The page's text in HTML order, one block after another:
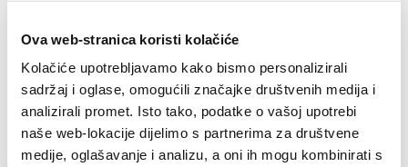
Ova web-stranica koristi kolačiće
Kolačiće upotrebljavamo kako bismo personalizirali
sadržaj i oglase, omogućili značajke društvenih medija i
analizirali promet. Isto tako, podatke o vašoj upotrebi
naše web-lokacije dijelimo s partnerima za društvene
medije, oglašavanje i analizu, a oni ih mogu kombinirati s
+385 (0)21 204 040
m.+385 (0)21 204 011
w.www.marina-kastela.com
info@marina-kastela.hr
Eventi
Scopri di più